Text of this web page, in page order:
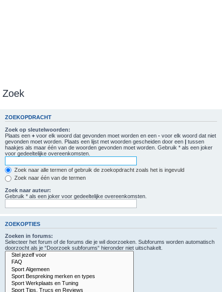
Zoek
ZOEKOPDRACHT
Zoek op sleutelwoorden:
Plaats een + voor elk woord dat gevonden moet worden en een - voor elk woord dat niet
gevonden moet worden. Plaats een lijst met woorden gescheiden door een | tussen
haakjes als maar één van de woorden gevonden moet worden. Gebruik * als een joker
voor gedeeltelijke overeenkomsten.
Zoek naar alle termen of gebruik de zoekopdracht zoals het is ingevuld
Zoek naar één van de termen
Zoek naar auteur:
Gebruik * als een joker voor gedeeltelijke overeenkomsten.
ZOEKOPTIES
Zoeken in forums:
Selecteer het forum of de forums die je wil doorzoeken. Subforums worden automatisch
doorzocht als je “Doorzoek subforums“ hieronder niet uitschakelt.